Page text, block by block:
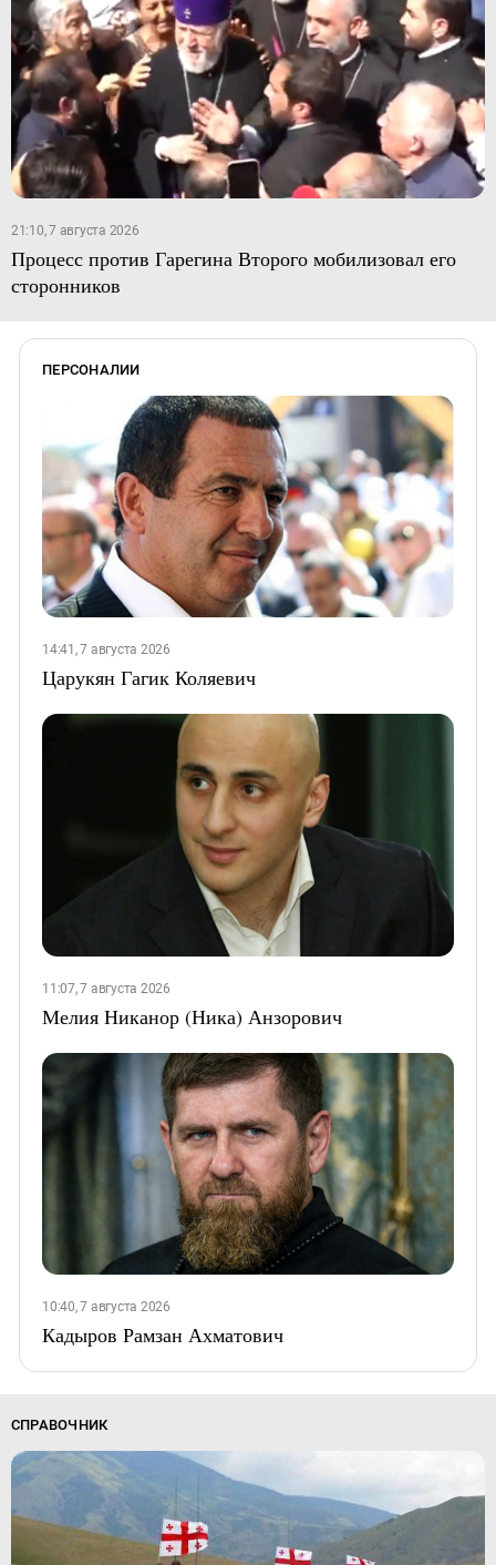
21:10, 7 августа 2026
Процесс против Гарегина Второго мобилизовал его
сторонников
ПЕРСОНАЛИИ
14:41, 7 августа 2026
Царукян Гагик Коляевич
11:07, 7 августа 2026
Мелия Никанор (Ника) Анзорович
10:40, 7 августа 2026
Кадыров Рамзан Ахматович
СПРАВОЧНИК